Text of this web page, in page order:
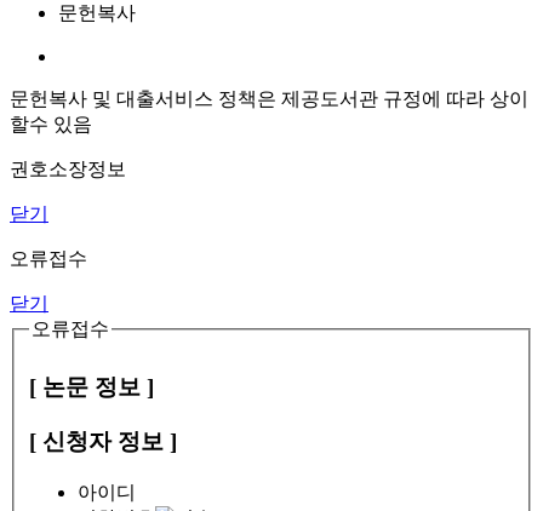
문헌복사
문헌복사 및 대출서비스 정책은 제공도서관 규정에 따라 상이
할수 있음
권호소장정보
닫기
오류접수
닫기
오류접수
[ 논문 정보 ]
[ 신청자 정보 ]
아이디